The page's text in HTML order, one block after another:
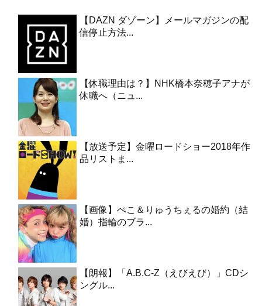
【DAZN ダゾーン】メールマガジンの配
信停止方法...
【休職理由は？】NHK橋本奈穂子アナが
休職へ（ニュ...
【放送予定】金曜ロードショー2018年作
品リストま...
【画像】ぺこ＆りゅうちぇるの婚約（結
婚）指輪のブラ...
【朗報】「A.B.C-Z（えびえび）」CDシ
ングル...